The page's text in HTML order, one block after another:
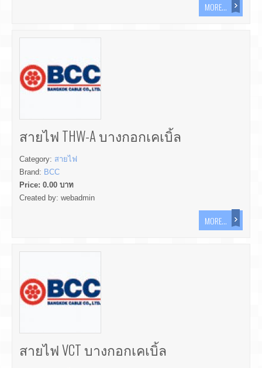
MORE...
สายไฟ THW-A บางกอกเคเบิ้ล
Category: สายไฟ
Brand: BCC
Price: 0.00 บาท
Created by: webadmin
MORE...
สายไฟ VCT บางกอกเคเบิ้ล